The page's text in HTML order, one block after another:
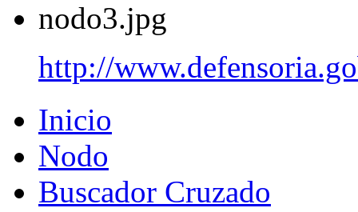
nodo3.jpg
http://
Inicio
Nodo
Buscador Cruzado